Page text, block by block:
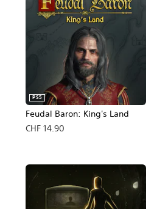
Feudal Baron: King's Land
PS5
CHF 14.90